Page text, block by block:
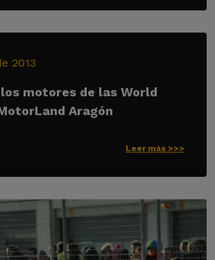
2013
los motores de las World
Aragón
Leer más >>>